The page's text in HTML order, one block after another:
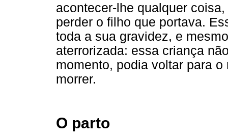
acontecer-lhe qualquer
perder o filho que portava.
toda a sua gravidez, e
aterrorizada: essa criança
momento, podia voltar para
morrer.
O parto